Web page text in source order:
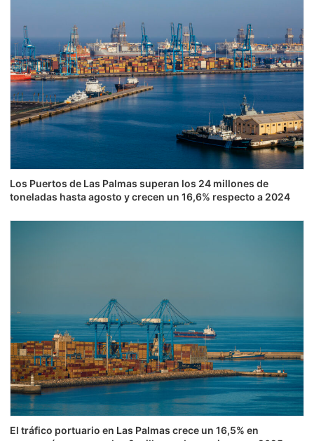
Los Puertos de Las Palmas superan los 24 millones de
toneladas hasta agosto y crecen un 16,6% respecto a 2024
El tráfico portuario en Las Palmas crece un 16,5% en